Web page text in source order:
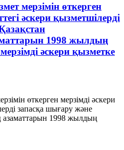
мерзiмiн өткерген
әскери қызметшiлердi
1998 жылдың
әскери қызметке
өткерген мерзiмдi әскери
запасқа шығару және
азаматтарын 1998 жылдың